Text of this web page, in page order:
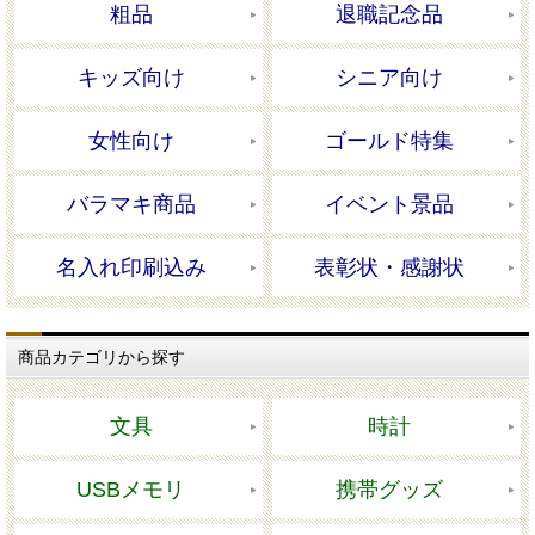
粗品 退職記念品
キッズ向け シニア向け
女性向け ゴールド特集
バラマキ商品 イベント景品
名入れ印刷込み 表彰状・感謝状
商品カテゴリから探す
文具 時計
USBメモリ 携帯グッズ